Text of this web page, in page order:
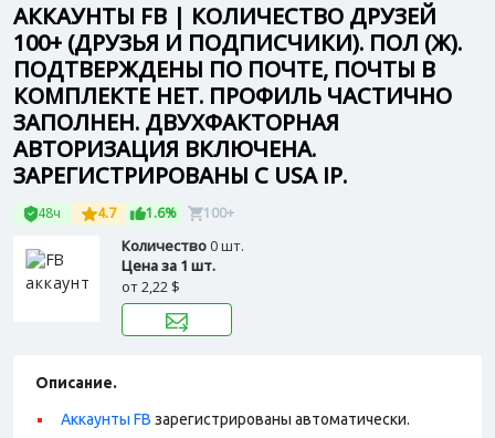
АККАУНТЫ FB | КОЛИЧЕСТВО ДРУЗЕЙ
100+ (ДРУЗЬЯ И ПОДПИСЧИКИ). ПОЛ (Ж).
ПОДТВЕРЖДЕНЫ ПО ПОЧТЕ, ПОЧТЫ В
КОМПЛЕКТЕ НЕТ. ПРОФИЛЬ ЧАСТИЧНО
ЗАПОЛНЕН. ДВУХФАКТОРНАЯ
АВТОРИЗАЦИЯ ВКЛЮЧЕНА.
ЗАРЕГИСТРИРОВАНЫ С USA IP.
48ч 4.7 1.6% 100+
Количество0 шт.
Цена за 1 шт.
от2,22 $
Описание.
Аккаунты FB зарегистрированы автоматически.